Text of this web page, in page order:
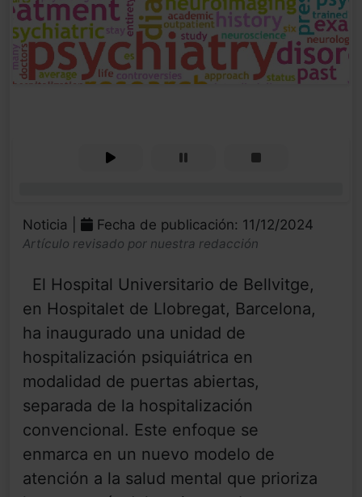
Noticia | Fecha de publicación: 11/12/2024
Artículo revisado por nuestra redacción
El Hospital Universitario de Bellvitge,
en Hospitalet de Llobregat, Barcelona,
​​ha inaugurado una unidad de
hospitalización psiquiátrica en
modalidad de puertas abiertas,
separada de la hospitalización
convencional. Este enfoque se
enmarca en un nuevo modelo de
atención a la salud mental que prioriza